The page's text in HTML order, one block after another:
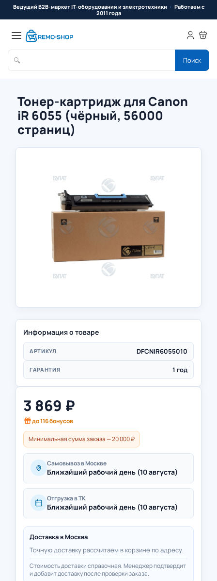
Ведущий B2B-маркет IT-оборудования и электротехники
Работаем с
2011 года
🔍 Поиск
Тонер-картридж для Canon
iR 6055 (чёрный, 56000
страниц)
Информация о товаре
АРТИКУЛ DFCNIR6055010
ГАРАНТИЯ 1 год
3 869 ₽
до116бонусов
Минимальная сумма заказа — 20 000 ₽
Самовывоз в Москве
Ближайший рабочий день (10 августа)
Отгрузка в ТК
Ближайший рабочий день (10 августа)
Доставка в Москва
Точную доставку рассчитаем в корзине по адресу.
Стоимость доставки справочная. Менеджер подтвердит
и добавит доставку после проверки заказа.